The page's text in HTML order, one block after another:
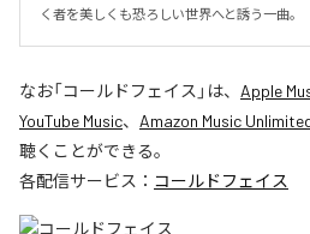
く者を美しくも恐ろしい世界へと誘う一曲。
なお「コールドフェイス 」は、 Apple
YouTube Music、 Amazon Music
聴くことができる。
各配信サービス： コールドフェイス